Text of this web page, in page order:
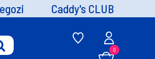
Caddy's CLUB
0